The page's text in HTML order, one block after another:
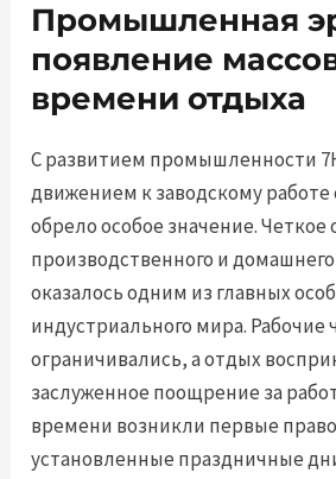
Промышленная
появление
времени отдыха
С развитием промышленности
движением к заводскому работе
обрело особое значение. Четкое
производственного и
оказалось одним из главных
индустриального мира. Рабочие
ограничивались, а отдых
заслуженное поощрение за
времени возникли первые
установленные праздничные